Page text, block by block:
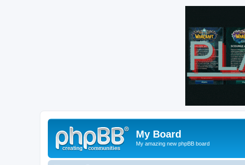
My Board
My amazing new phpBB board